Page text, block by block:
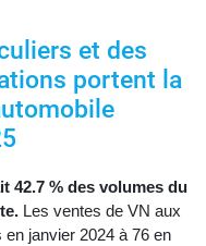
et des
portent la
42.7 % des volumes du
Les ventes de VN aux
janvier 2024 à 76 en